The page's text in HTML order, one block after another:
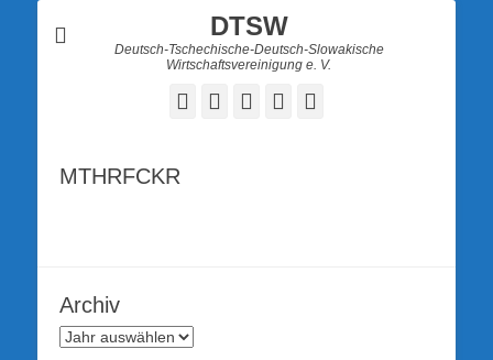
DTSW
Deutsch-Tschechische-Deutsch-Slowakische
Wirtschaftsvereinigung e. V.
Facebook
TwitterLinkedInYouTube
MTHRFCKR
Archiv